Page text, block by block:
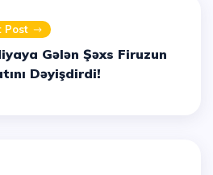
Post
Gələn Şəxs Firuzun
Dəyişdirdi!